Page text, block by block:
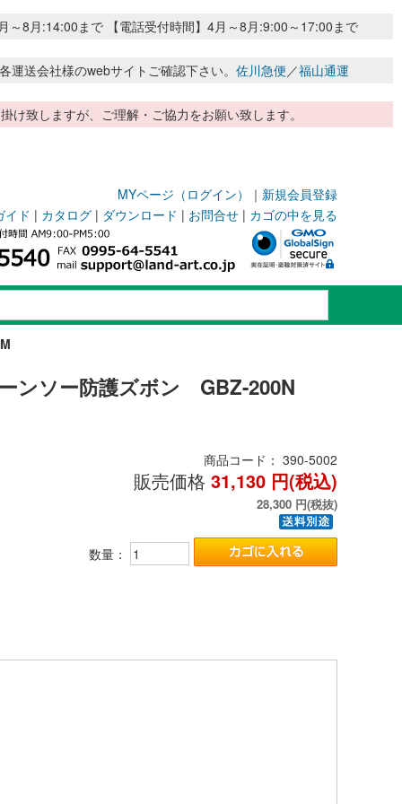
～8月:14:00まで 【電話受付時間】4月～8月:9:00～17:00まで
送会社様のwebサイトご確認下さい。 佐川急便／福山通運
致しますが、ご理解・ご協力をお願い致します。
MYページ（ログイン） ｜ 新規会員登録
イド | カタログ | ダウンロード | お問合せ | カゴの中を見る
ンソー防護ズボン GBZ-200N
商品コード： 390-5002
販売価格 31,130 円(税込)
28,300 円(税抜)
数量：